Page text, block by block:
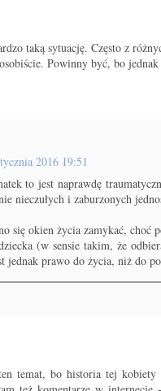
taką sytuację. Często z
Powinny być, bo
2016 19:51
to jest naprawdę
nieczułych i zaburzonych
się okien życia zamykać, choć
(w sensie takim, że
jednak prawo do życia, niż do
temat, bo historia tej